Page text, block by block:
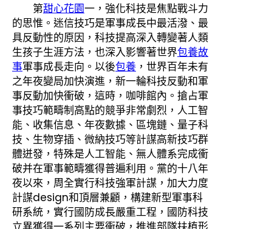
第甜心花園一，強化科技是焦點戰斗力
的思惟。迷信技巧是軍事成長中最活潑、最
具反動性的原因，科技提高深入轉變著人類
生孩子生涯方法，也深入影響著世界包養故
事軍事成長走向。以後包養 ，世界百年未有
之年夜變局加快演進，新一輪科技反動和軍
事反動加快衝破，這時，咖啡館內。搶占軍
事技巧範疇制高點的競爭非常劇烈，人工智
能、收集信息、年夜數據、區塊鏈、量子科
技、生物穿插、微納技巧等計謀高新技巧群
體迸發，特殊是人工智能、無人體系完成衝
破并在軍事範疇獲得普遍利用。黨的十八年
夜以來，周全實行科技強軍計謀，加大力度
計謀design和頂層兼顧，構建新型軍事科
研系統，實行國防成長嚴重工程，國防科技